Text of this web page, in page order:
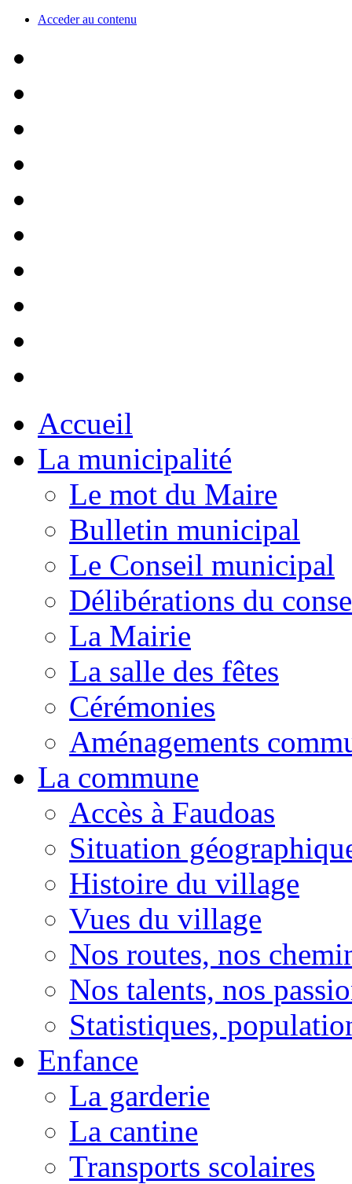
Acceder au contenu
Accueil
La municipalité
Le mot du Maire
Bulletin municipal
Le Conseil municipal
Délibérations du
La Mairie
La salle des fêtes
Cérémonies
Aménagements
La commune
Accès à Faudoas
Situation
Histoire du village
Vues du village
Nos routes, nos
Nos talents, nos
Statistiques,
Enfance
La garderie
La cantine
Transports scolaires